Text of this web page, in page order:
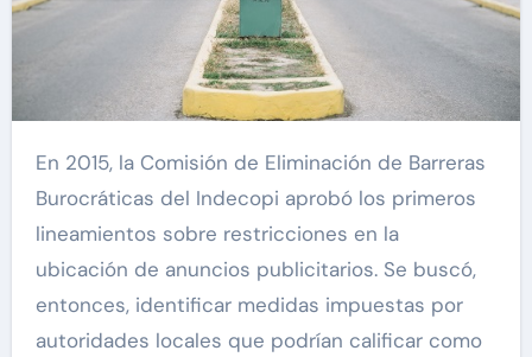
En 2015, la Comisión de Eliminación de Barreras
Burocráticas del Indecopi aprobó los primeros
lineamientos sobre restricciones en la
ubicación de anuncios publicitarios. Se buscó,
entonces, identificar medidas impuestas por
autoridades locales que podrían calificar como